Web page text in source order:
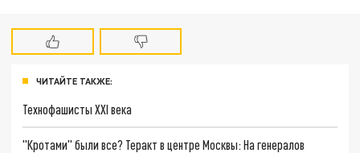
ЧИТАЙТЕ ТАКЖЕ:
Технофашисты XXI века
"Кротами" были все? Теракт в центре Москвы: На генералов